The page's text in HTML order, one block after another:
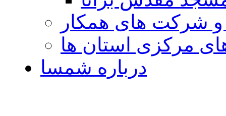
و شرکت های همکار
مرکزی استان ها
درباره شمسا